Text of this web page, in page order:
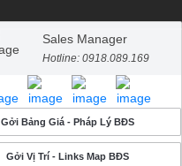
Sales Manager
Hotline: 0918.089.169
Gởi Bảng Giá - Pháp Lý BĐS
Gởi Vị Trí - Links Map BĐS